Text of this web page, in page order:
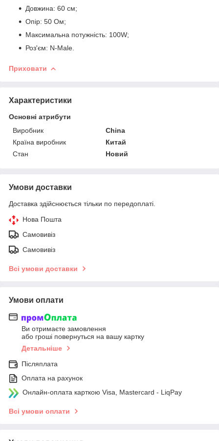
Довжина: 60 см;
Опір: 50 Ом;
Максимальна потужність: 100W;
Роз'єм: N-Male.
Приховати
Характеристики
Основні атрибути
Виробник
China
Країна виробник
Китай
Стан
Новий
Умови доставки
Доставка здійснюється тільки по передоплаті.
Нова Пошта
Самовивіз
Самовивіз
Всі умови доставки
Умови оплати
Ви отримаєте замовлення
або гроші повернуться на вашу картку
Детальніше
Післяплата
Оплата на рахунок
Онлайн-оплата карткою Visa, Mastercard - LiqPay
Всі умови оплати